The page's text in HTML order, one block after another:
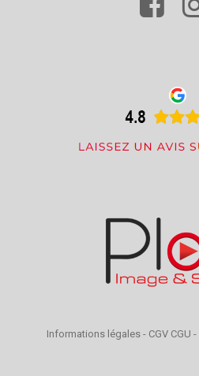
Informations légales- CGV CGU -